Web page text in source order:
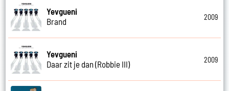
Yevgueni
Brand
2009
Yevgueni
Daar zit je dan (Robbie III)
2009